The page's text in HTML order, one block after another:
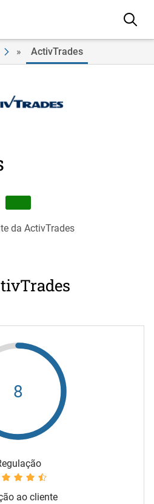
» ActivTrades
da ActivTrades
8
ao cliente